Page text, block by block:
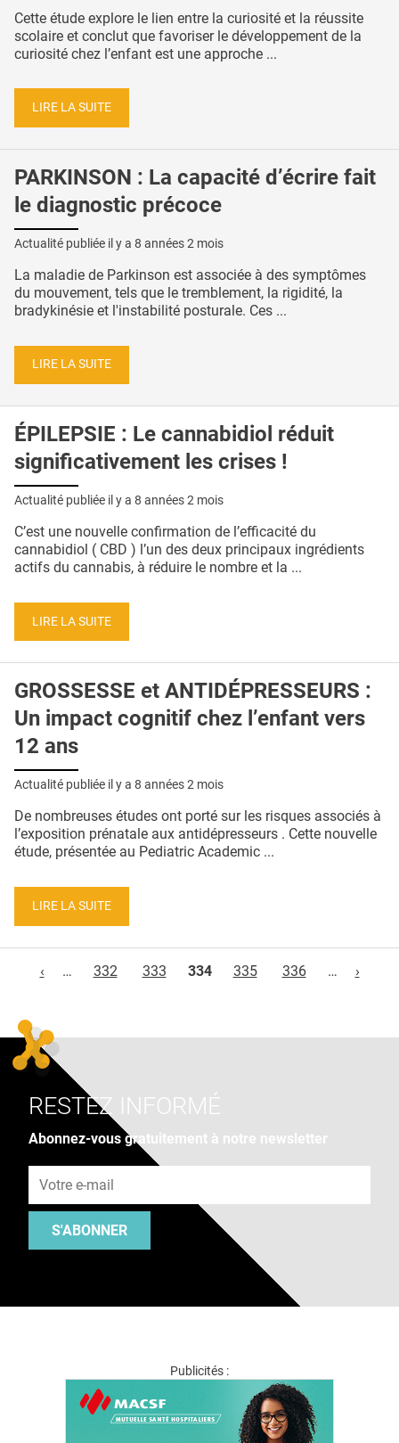
Cette étude explore le lien entre la curiosité et la réussite
scolaire et conclut que favoriser le développement de la
curiosité chez l’enfant est une approche ...
LIRE LA SUITE
PARKINSON : La capacité d’écrire fait
le diagnostic précoce
Actualité publiée il y a 8 années 2 mois
La maladie de Parkinson est associée à des symptômes
du mouvement, tels que le tremblement, la rigidité, la
bradykinésie et l'instabilité posturale. Ces ...
LIRE LA SUITE
ÉPILEPSIE : Le cannabidiol réduit
significativement les crises !
Actualité publiée il y a 8 années 2 mois
C’est une nouvelle confirmation de l’efficacité du
cannabidiol ( CBD ) l’un des deux principaux ingrédients
actifs du cannabis, à réduire le nombre et la ...
LIRE LA SUITE
GROSSESSE et ANTIDÉPRESSEURS :
Un impact cognitif chez l’enfant vers
12 ans
Actualité publiée il y a 8 années 2 mois
De nombreuses études ont porté sur les risques associés à
l’exposition prénatale aux antidépresseurs . Cette nouvelle
étude, présentée au Pediatric Academic ...
LIRE LA SUITE
‹
… 332 333 334 335 336 … ›
RESTEZ INFORMÉ
Abonnez-vous gratuitement à notre newsletter
S'ABONNER
Publicités :